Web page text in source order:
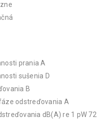
prania A
sušenia D
B
odstreďovania A
dB(A) re 1 pW 72